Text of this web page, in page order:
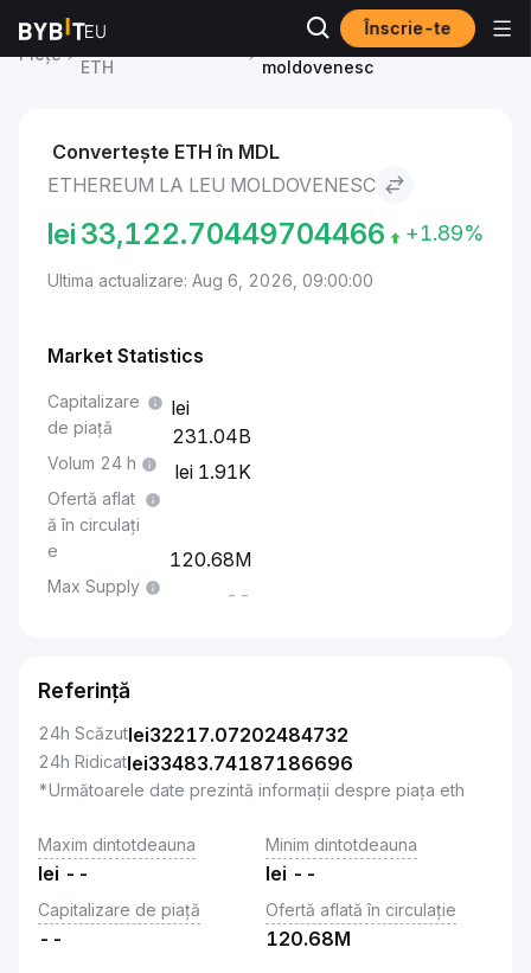
Înscrie-te
Piețe
Ethereum Price
ETH
Ethereum to Leu
moldovenesc
Convertește ETH în MDL
ETHEREUM LA LEU MOLDOVENESC
lei 33,122.70449704466 +1.89%
Ultima actualizare: Aug 6, 2026, 09:00:00
Market Statistics
Capitalizare
de piață
231.04B
Volum 24 h 1.91K
Ofertă aflat
ă în circulați
e
120.68M
Max Supply --
Referință
24h Scăzutlei32217.07202484732
24h Ridicatlei33483.74187186696
*Următoarele date prezintă informații despre piața eth
Maxim dintotdeauna
lei --
Minim dintotdeauna
lei --
Capitalizare de piață
--
Ofertă aflată în circulație
120.68M